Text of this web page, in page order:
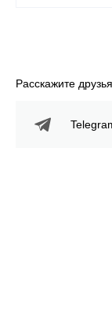
Расскажите